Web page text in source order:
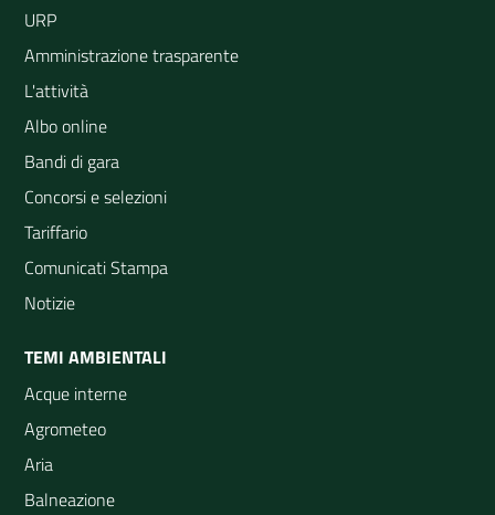
URP
Amministrazione trasparente
L'attività
Albo online
Bandi di gara
Concorsi e selezioni
Tariffario
Comunicati Stampa
Notizie
TEMI AMBIENTALI
Acque interne
Agrometeo
Aria
Balneazione